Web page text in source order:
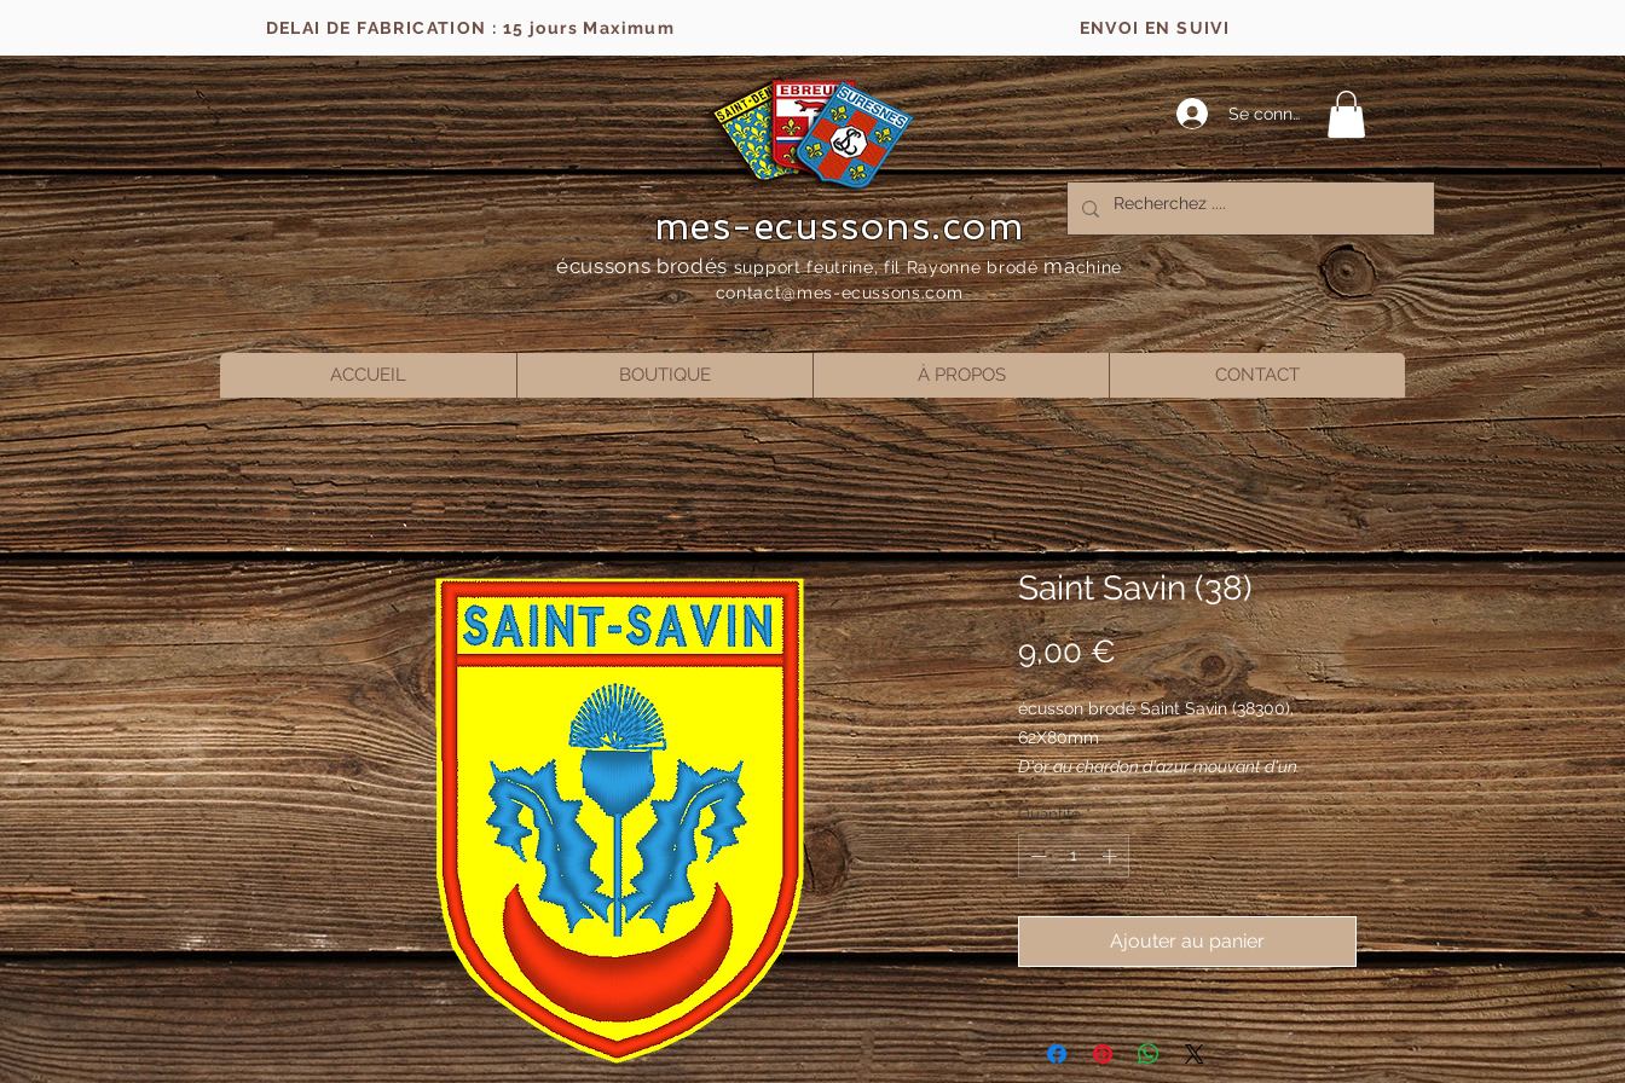
DELAI DE FABRICATION : 15 jours Maximum ENVOI EN SUIVI
Se connecter
mes-ecussons.com
écussons brodés support feutrine, fil Rayonne brodémachine
contact@mes-ecussons.com
ACCUEIL BOUTIQUE À PROPOS CONTACT
Saint Savin (38)
9,00 €Prix
écusson brodé Saint Savin (38300),
62X80mm
D'or au chardon d'azur mouvant d'un
croissant de gueules.
Quantité *
Ajouter au panier